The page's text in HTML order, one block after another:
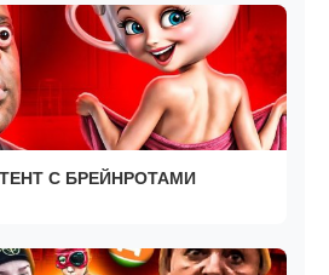
С БРЕЙНРОТАМИ